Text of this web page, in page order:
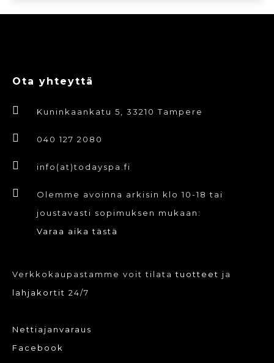
muunnelma.
tehdä
valinnat
sivulla.
Ota yhteyttä
Kuninkaankatu 5, 33210 Tampere
040 127 2080
info(at)todayspa.fi
Olemme avoinna arkisin klo 10-18 tai
joustavasti sopimuksen mukaan:
Varaa aika tästä
Verkkokaupastamme voit tilatatuotteet ja
lahjakortit 24/7
Nettiajanvaraus
Facebook